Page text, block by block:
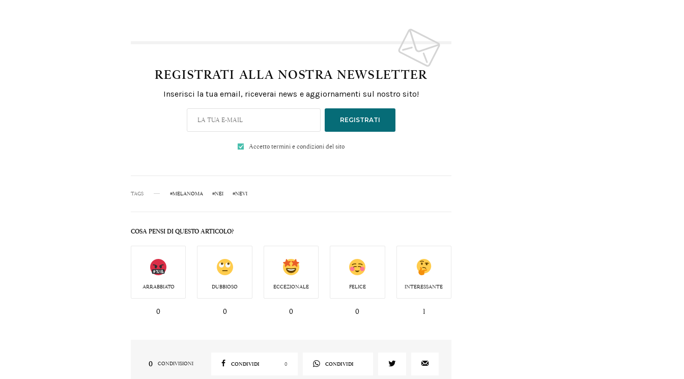
REGISTRATI ALLA NOSTRA NEWSLETTER
Inserisci la tua email, riceverai news e aggiornamenti sul nostro sito!
REGISTRATI
Accetto termini e condizioni del sito
TAGS #MELANOMA #NEI #NEVI
COSA PENSI DI QUESTO ARTICOLO?
ARRABBIATO
0
DUBBIOSO
0
ECCEZIONALE
0
FELICE
0
INTERESSANTE
1
0 CONDIVISIONI CONDIVIDI 0 CONDIVIDI